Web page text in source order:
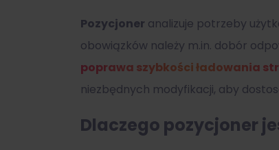
Pozycjoner analizuje potrzeby
obowiązków należy m.in. dobór
poprawa szybkości ładowania
niezbędnych modyfikacji, aby
Dlaczego pozycjoner